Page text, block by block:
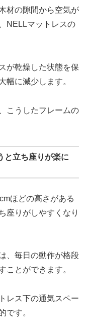
材の隙間から空気が
NELLマットレスの
が乾燥した状態を保
幅に減少します。
こうしたフレームの
と立ち座りが楽に
ほどの高さがある
座りがしやすくなり
、毎日の動作が格段
ことができます。
レス下の通気スペー
です。